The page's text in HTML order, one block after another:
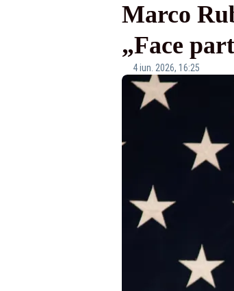
Marco
„Face
4 iun. 2026, 16:25